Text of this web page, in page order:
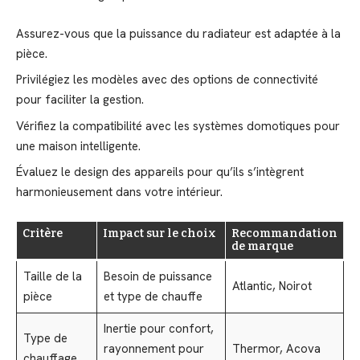
Assurez-vous que la puissance du radiateur est adaptée à la
pièce.
Privilégiez les modèles avec des options de connectivité
pour faciliter la gestion.
Vérifiez la compatibilité avec les systèmes domotiques pour
une maison intelligente.
Évaluez le design des appareils pour qu’ils s’intègrent
harmonieusement dans votre intérieur.
Critère Impact sur le choix
Recommandation
de marque
Taille de la
pièce
Besoin de puissance
et type de chauffe
Atlantic, Noirot
Type de
Inertie pour confort,
rayonnement pour
Thermor, Acova